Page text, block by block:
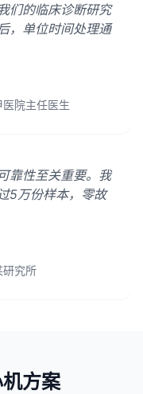
们的临床诊断研究
，单位时间处理通
院主任医生
靠性至关重要。我
5万份样本，零故
研究所
方案